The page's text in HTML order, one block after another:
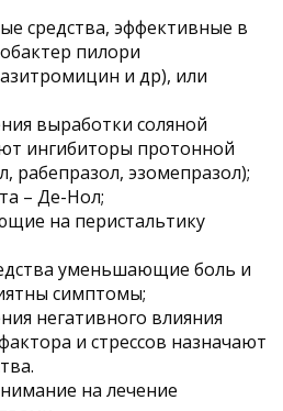
средства, эффективные в
пилори
и др), или
выработки соляной
ингибиторы протонной
рабепразол, эзомепразол);
– Де-Нол;
на перистальтику
уменьшающие боль и
симптомы;
негативного влияния
и стрессов назначают
на лечение